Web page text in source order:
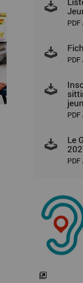
PDF
PDF
PDF
Le
PDF